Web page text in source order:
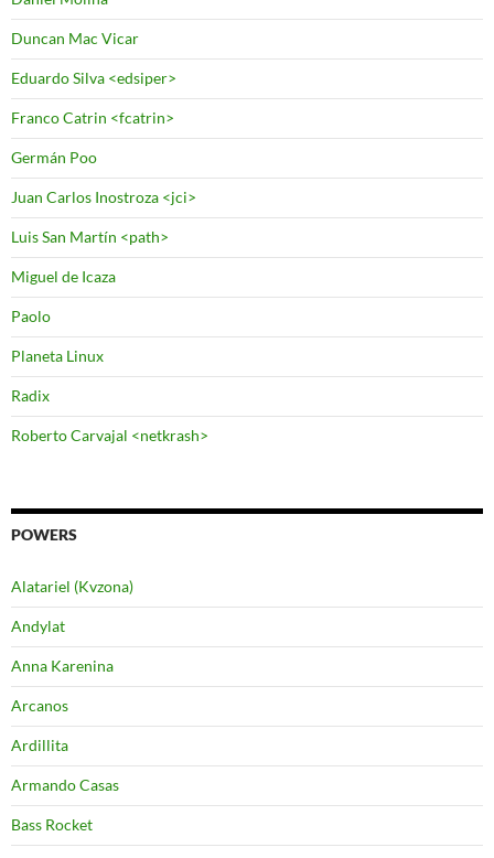
Duncan Mac Vicar
Eduardo Silva <edsiper>
Franco Catrin <fcatrin>
Germán Poo
Juan Carlos Inostroza <jci>
Luis San Martín <path>
Miguel de Icaza
Paolo
Planeta Linux
Radix
Roberto Carvajal <netkrash>
POWERS
Alatariel (Kvzona)
Andylat
Anna Karenina
Arcanos
Ardillita
Armando Casas
Bass Rocket